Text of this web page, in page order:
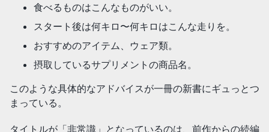
食べるものはこんなものがいい。
スタート後は何キロ〜何キロはこんな走りを。
おすすめのアイテム、ウェア類。
摂取しているサプリメントの商品名。
このような具体的なアドバイスが一冊の新書にギュっとつ
まっている。
タイトルが「非常識」となっているのは、前作からの続編